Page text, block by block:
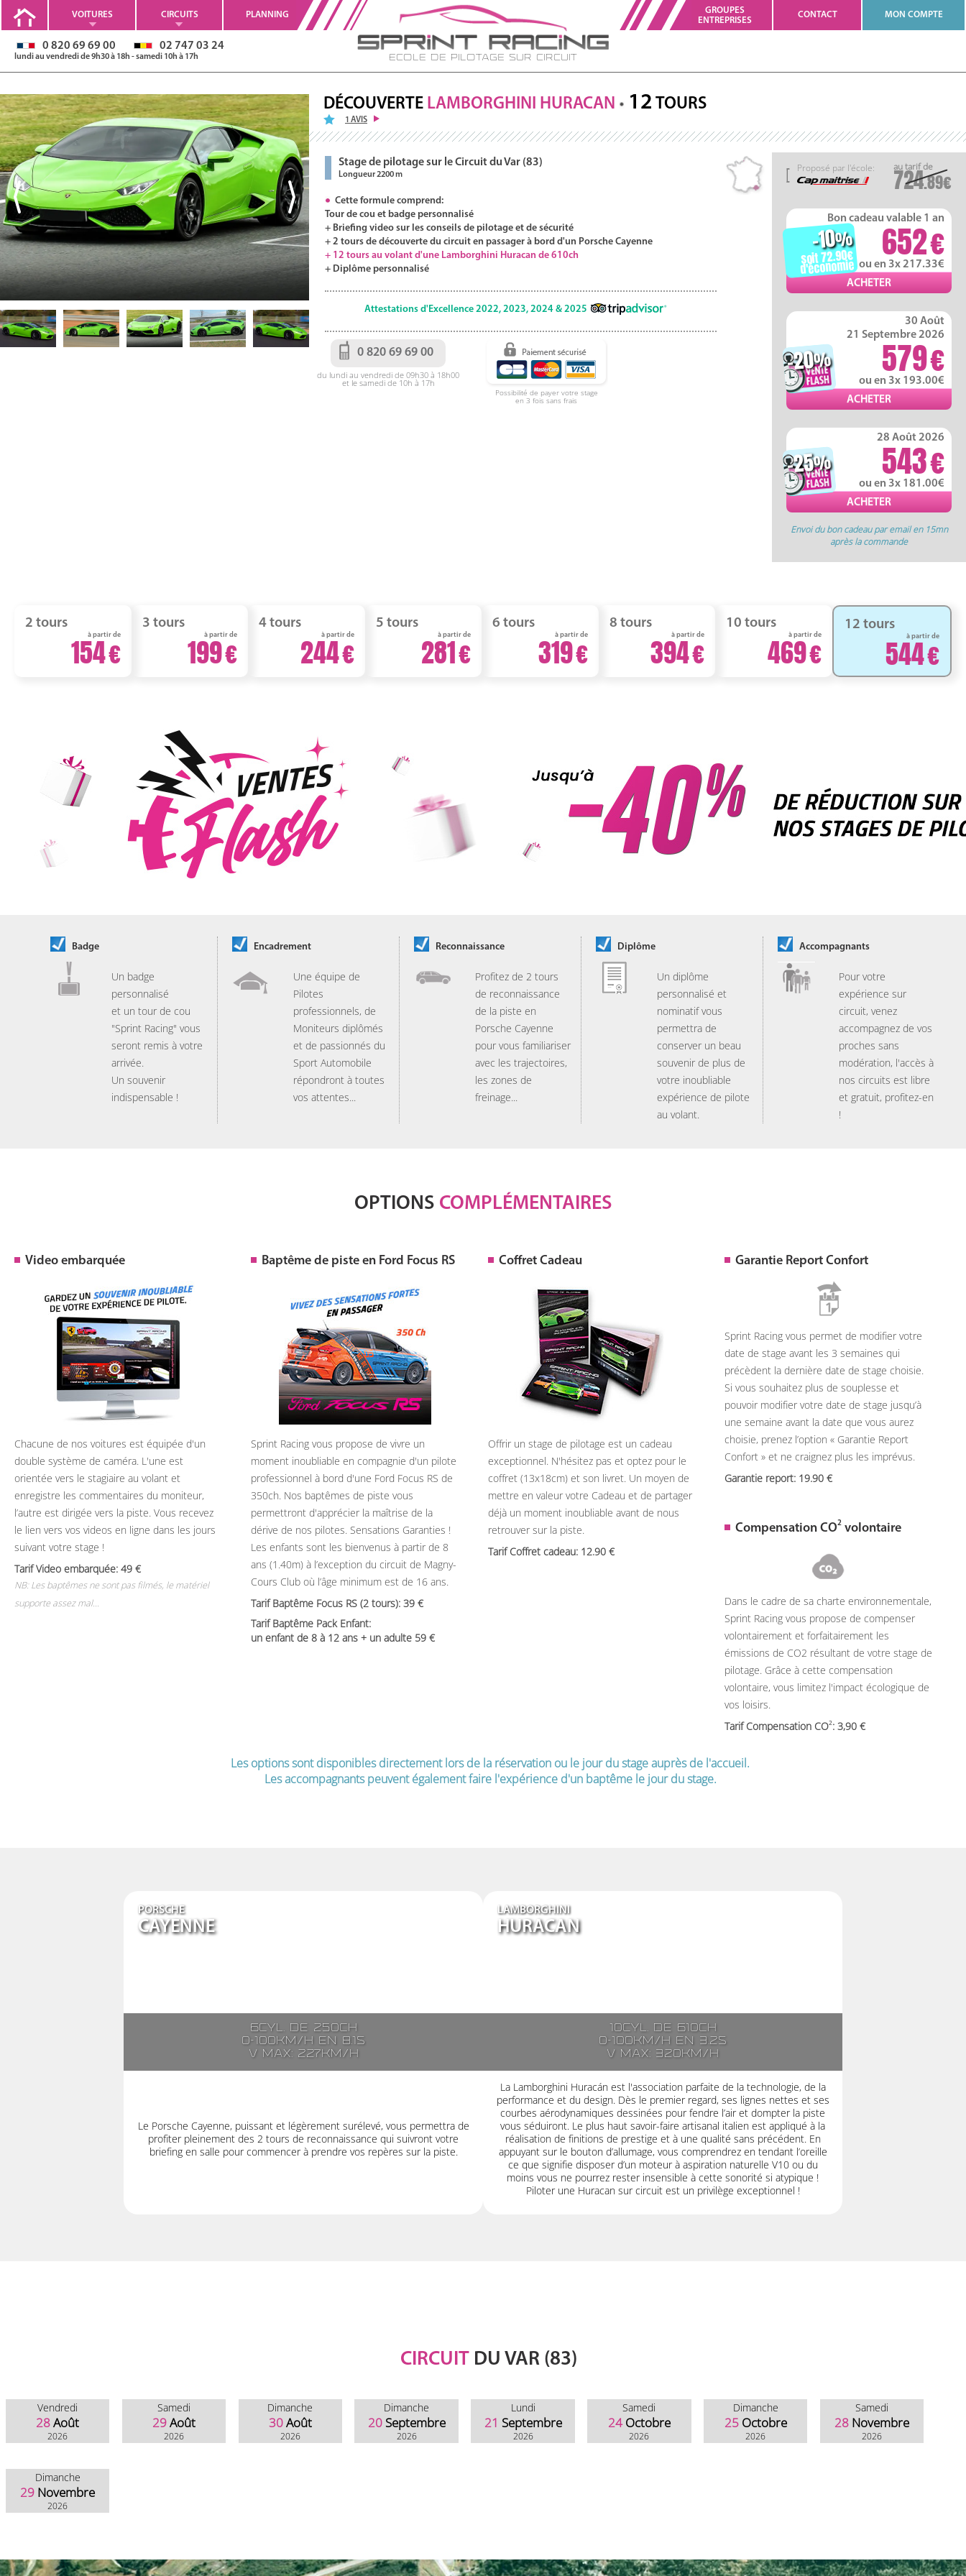
Ecole de Pilotage sur Circuit
VOITURES CIRCUITS PLANNING
GROUPES
ENTREPRISES
CONTACT MON COMPTE
0 820 69 69 00 02 747 03 24
lundi au vendredi de 9h30 à 18h - samedi 10h à 17h
DÉCOUVERTE LAMBORGHINI HURACAN 12 TOURS
1 AVIS
724.89
Proposé par l'école:
Bon cadeau valable 1 an
652
ou en 3x 217.33
-10%
soit 72.90
d'économie
30 Août
21 Septembre 2026
579
ou en 3x 193.00
-20%
28 Août 2026
543
ou en 3x 181.00
-25%
Envoi du bon cadeau par email en 15mn
après la commande
Stage de pilotage sur le Circuit du Var (83)
Longueur 2200 m
Cette formule comprend:
Tour de cou et badge personnalisé
+ Briefing video sur les conseils de pilotage et de sécurité
+ 2 tours de découverte du circuit en passager à bord d'un Porsche Cayenne
+ 12 tours au volant d'une Lamborghini Huracan de 610ch
+ Diplôme personnalisé
Attestations d'Excellence 2022, 2023, 2024 & 2025
0 820 69 69 00
du lundi au vendredi de 09h30 à 18h00
et le samedi de 10h à 17h
Possibilité de payer votre stage
en 3 fois sans frais
2 tours
à partir de
154
3 tours
à partir de
199
4 tours
à partir de
244
5 tours
à partir de
281
6 tours
à partir de
319
8 tours
à partir de
394
10 tours
à partir de
469
12 tours
à partir de
544
Badge
Un badge
personnalisé
et un tour de cou
"Sprint Racing" vous
seront remis à votre
arrivée.
Un souvenir
indispensable !
Encadrement
Une équipe de
Pilotes
professionnels, de
Moniteurs diplômés
et de passionnés du
Sport Automobile
répondront à toutes
vos attentes...
Reconnaissance
Profitez de 2 tours
de reconnaissance
de la piste en
Porsche Cayenne
pour vous familiariser
avec les trajectoires,
les zones de
freinage...
Diplôme
Un diplôme
personnalisé et
nominatif vous
permettra de
conserver un beau
souvenir de plus de
votre inoubliable
expérience de pilote
au volant.
Accompagnants
Pour votre
expérience sur
circuit, venez
accompagnez de vos
proches sans
modération, l'accès à
nos circuits est libre
et gratuit, profitez-en
!
OPTIONS COMPLÉMENTAIRES
Video embarquée
Chacune de nos voitures est équipée d'un
double système de caméra. L'une est
orientée vers le stagiaire au volant et
enregistre les commentaires du moniteur,
l’autre est dirigée vers la piste. Vous recevez
le lien vers vos videos en ligne dans les jours
suivant votre stage !
Tarif Video embarquée: 49
NB: Les baptêmes ne sont pas filmés, le matériel
supporte assez mal...
Baptême de piste en Ford Focus RS
Sprint Racing vous propose de vivre un
moment inoubliable en compagnie d'un pilote
professionnel à bord d'une Ford Focus RS de
350ch. Nos baptêmes de piste vous
permettront d'apprécier la maîtrise de la
dérive de nos pilotes. Sensations Garanties !
Les enfants sont les bienvenus à partir de 8
ans (1.40m) à l’exception du circuit de Magny-
Cours Club où l’âge minimum est de 16 ans.
Tarif Baptême Focus RS (2 tours): 39
Tarif Baptême Pack Enfant:
un enfant de 8 à 12 ans + un adulte 59
Coffret Cadeau
Offrir un stage de pilotage est un cadeau
exceptionnel. N'hésitez pas et optez pour le
coffret (13x18cm) et son livret. Un moyen de
mettre en valeur votre Cadeau et de partager
déjà un moment inoubliable avant de nous
retrouver sur la piste.
Tarif Coffret cadeau: 12.90
Garantie Report Confort
Sprint Racing vous permet de modifier votre
date de stage avant les 3 semaines qui
précèdent la dernière date de stage choisie.
Si vous souhaitez plus de souplesse et
pouvoir modifier votre date de stage jusqu’à
une semaine avant la date que vous aurez
choisie, prenez l’option « Garantie Report
Confort » et ne craignez plus les imprévus.
Garantie report: 19.90
Compensation CO2volontaire
Dans le cadre de sa charte environnementale,
Sprint Racing vous propose de compenser
volontairement et forfaitairement les
émissions de CO2 résultant de votre stage de
pilotage. Grâce à cette compensation
volontaire, vous limitez l'impact écologique de
vos loisirs.
Tarif Compensation CO2: 3,90
Les options sont disponibles directement lors de la réservation ou le jour du stage auprès de l'accueil.
Les accompagnants peuvent également faire l'expérience d'un baptême le jour du stage.
PORSCHE
CAYENNE
6cyl. de 250ch
0-100km/h en 8.1s
V max: 227km/h
Le Porsche Cayenne, puissant et légèrement surélevé, vous permettra de
profiter pleinement des 2 tours de reconnaissance qui suivront votre
briefing en salle pour commencer à prendre vos repères sur la piste.
LAMBORGHINI
HURACAN
10cyl. de 610ch
0-100km/h en 3.2s
V max: 320km/h
La Lamborghini Huracán est l'association parfaite de la technologie, de la
performance et du design. Dès le premier regard, ses lignes nettes et ses
courbes aérodynamiques dessinées pour fendre l’air et dompter la piste
vous séduiront. Le plus haut savoir-faire artisanal italien est appliqué à la
réalisation de finitions de prestige et à une qualité sans précédent. En
appuyant sur le bouton d’allumage, vous comprendrez en tendant l’oreille
ce que signifie disposer d’un moteur à aspiration naturelle V10 ou du
moins vous ne pourrez rester insensible à cette sonorité si atypique !
Piloter une Huracan sur circuit est un privilège exceptionnel !
CIRCUITDU VAR (83)
Vendredi
28Août
2026
Samedi
29Août
2026
Dimanche
30Août
2026
Dimanche
20 Septembre
2026
Lundi
21 Septembre
2026
Samedi
24Octobre
2026
Dimanche
25 Octobre
2026
Samedi
28 Novembre
2026
Dimanche
29 Novembre
2026